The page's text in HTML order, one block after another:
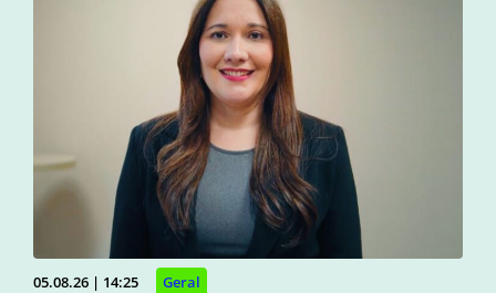
05.08.26 | 14:25 Geral